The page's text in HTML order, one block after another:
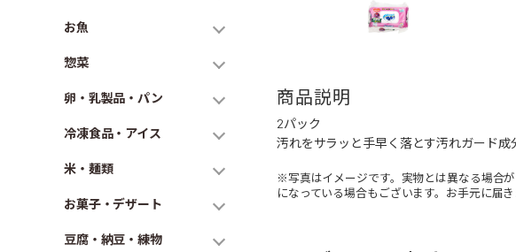
お魚
惣菜
卵・乳製品・パン
冷凍食品・アイス
米・麺類
お菓子・デザート
豆腐・納豆・練物
商品説明
2パック
汚れをサラッと手早く落とす汚れガード成
※写真はイメージです。実物とは異なる場合
になっている場合もございます。お手元に届